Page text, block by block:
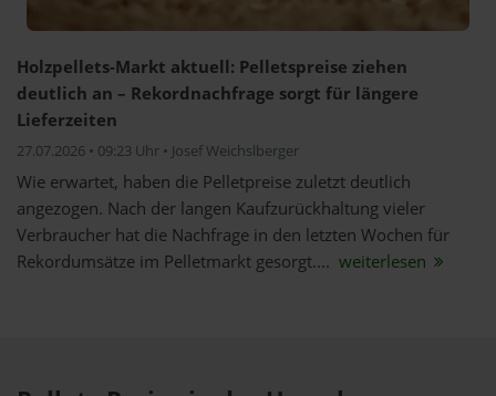
Holzpellets-Markt aktuell: Pelletspreise ziehen
deutlich an – Rekordnachfrage sorgt für längere
Lieferzeiten
27.07.2026 • 09:23 Uhr • Josef Weichslberger
Wie erwartet, haben die Pelletpreise zuletzt deutlich
angezogen. Nach der langen Kaufzurückhaltung vieler
Verbraucher hat die Nachfrage in den letzten Wochen für
Rekordumsätze im Pelletmarkt gesorgt.... weiterlesen